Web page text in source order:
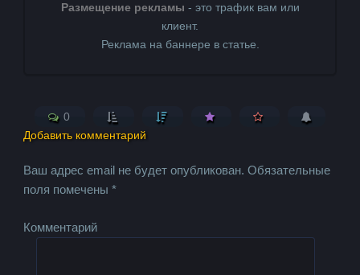
Размещение рекламы - это трафик вам или
клиент.
Реклама на баннере в статье.
0
Добавить комментарий
Ваш адрес email не будет опубликован. Обязательные
поля помечены*
Комментарий